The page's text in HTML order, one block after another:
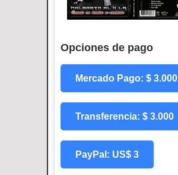
Opciones de pago
Mercado Pago: $ 3.000
Transferencia: $ 3.000
PayPal: US$ 3